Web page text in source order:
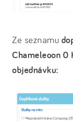
Ze seznamu
Chameleoon 0
objednávku: